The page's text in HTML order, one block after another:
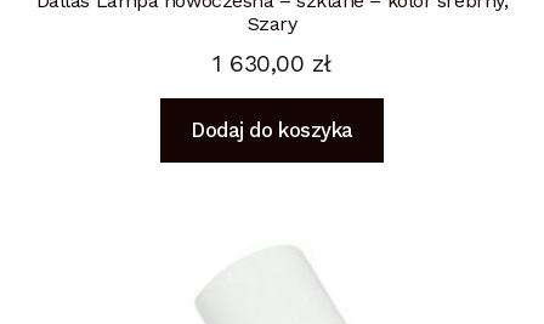
Szary
1 630,00 zł
Dodaj do koszyka